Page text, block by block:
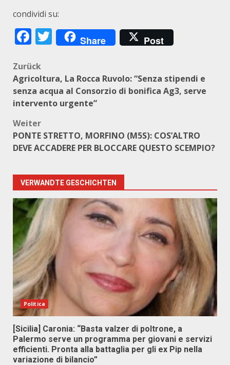
condividi su:
Facebook
Twitter
Share Post
Beitragsnavigation
Zurück
Agricoltura, La Rocca Ruvolo: “Senza stipendi e
senza acqua al Consorzio di bonifica Ag3, serve
intervento urgente”
Weiter
PONTE STRETTO, MORFINO (M5S): COS’ALTRO
DEVE ACCADERE PER BLOCCARE QUESTO SCEMPIO?
VERWANDTE GESCHICHTEN
Politica
[Sicilia] Caronia: “Basta valzer di poltrone, a
Palermo serve un programma per giovani e servizi
efficienti. Pronta alla battaglia per gli ex Pip nella
variazione di bilancio”